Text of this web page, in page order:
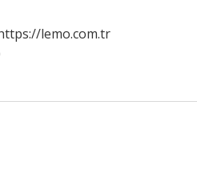
lemo.com.tr